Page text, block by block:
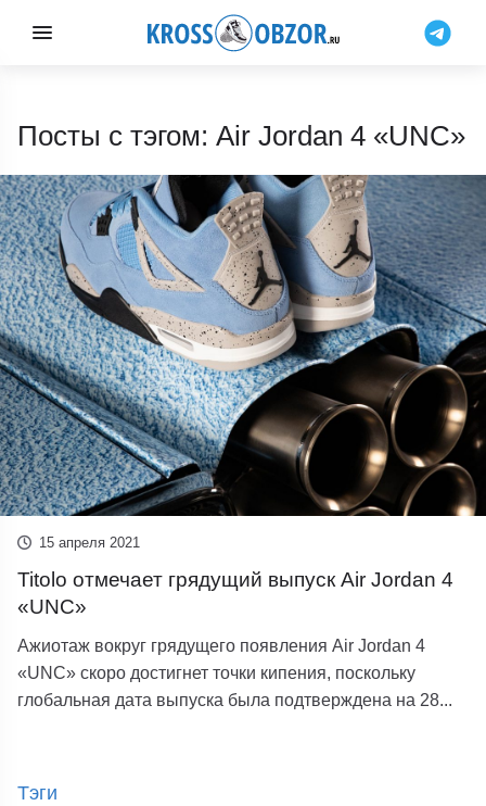
Посты с тэгом: Air Jordan 4 «UNC»
15 апреля 2021
Titolo отмечает грядущий выпуск Air Jordan 4
«UNC»
Ажиотаж вокруг грядущего появления Air Jordan 4
«UNC» скоро достигнет точки кипения, поскольку
глобальная дата выпуска была подтверждена на 28...
Тэги